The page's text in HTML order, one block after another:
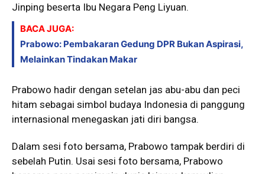
Jinping beserta Ibu Negara Peng Liyuan.
BACA JUGA:
Prabowo: Pembakaran Gedung DPR Bukan Aspirasi,
Melainkan Tindakan Makar
Prabowo hadir dengan setelan jas abu-abu dan peci
hitam sebagai simbol budaya Indonesia di panggung
internasional menegaskan jati diri bangsa.
Dalam sesi foto bersama, Prabowo tampak berdiri di
sebelah Putin. Usai sesi foto bersama, Prabowo